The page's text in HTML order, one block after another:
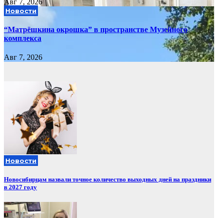
Новости
“Матрёшкина окрошка” в пространстве Музейного
комплекса
Авг 7, 2026
Новости
Новосибирцам назвали точное количество выходных дней на праздники
в 2027 году